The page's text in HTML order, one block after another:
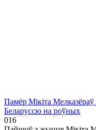
Памёр Мікіта
Беларуссю на роўных
016